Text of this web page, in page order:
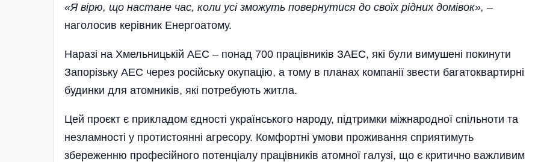
«Я вірю, що настане час, коли усі зможуть повернутися до своїх рідних домівок», –
наголосив керівник Енергоатому.
Наразі на Хмельницькій АЕС – понад 700 працівників ЗАЕС, які були вимушені покинути
Запорізьку АЕС через російську окупацію, а тому в планах компанії звести багатоквартирні
будинки для атомників, які потребують житла.
Цей проєкт є прикладом єдності українського народу, підтримки міжнародної спільноти та
незламності у протистоянні агресору. Комфортні умови проживання сприятимуть
збереженню професійного потенціалу працівників атомної галузі, що є критично важливим